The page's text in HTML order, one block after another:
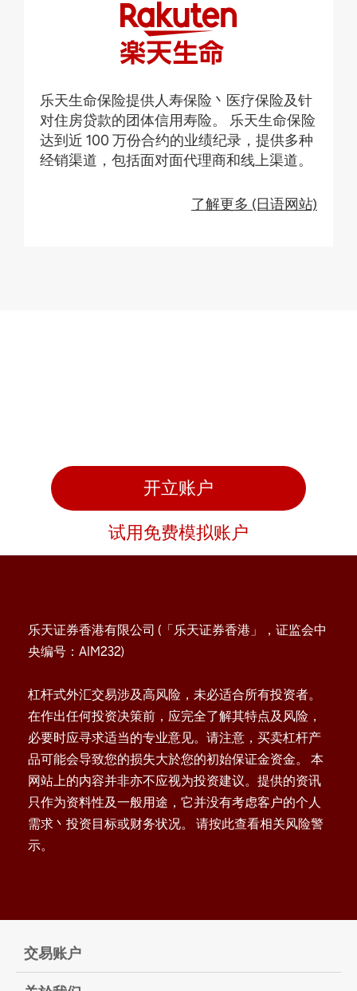
乐天生命保险提供人寿保险丶医疗保险及针
对住房贷款的团体信用寿险。 乐天生命保险
达到近 100 万份合约的业绩纪录，提供多种
经销渠道，包括面对面代理商和线上渠道。
了解更多 (日语网站)
开立账户
试用免费模拟账户
乐天证券香港有限公司 (「乐天证券香港」，证监会中
央编号：AIM232)
杠杆式外汇交易涉及高风险，未必适合所有投资者。
在作出任何投资决策前，应完全了解其特点及风险，
必要时应寻求适当的专业意见。请注意，买卖杠杆产
品可能会导致您的损失大於您的初始保证金资金。 本
网站上的内容并非亦不应视为投资建议。提供的资讯
只作为资料性及一般用途，它并没有考虑客户的个人
需求丶投资目标或财务状况。 请按此查看相关风险警
示。
交易账户